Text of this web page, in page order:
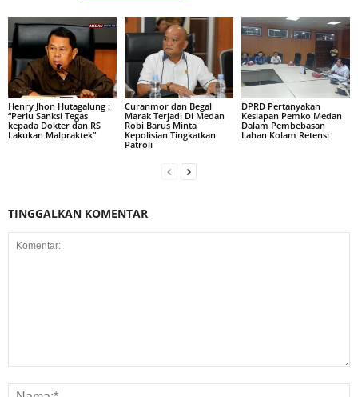
Henry Jhon Hutagalung :
“Perlu Sanksi Tegas
kepada Dokter dan RS
Lakukan Malpraktek”
Curanmor dan Begal
Marak Terjadi Di Medan
Robi Barus Minta
Kepolisian Tingkatkan
Patroli
DPRD Pertanyakan
Kesiapan Pemko Medan
Dalam Pembebasan
Lahan Kolam Retensi
TINGGALKAN KOMENTAR